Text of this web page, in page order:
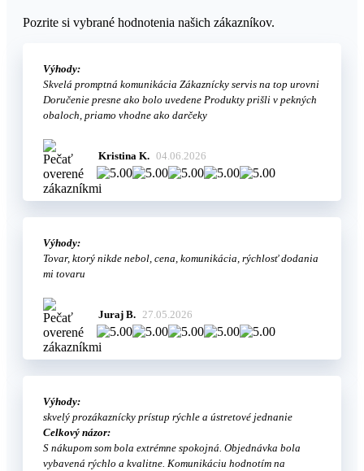
Pozrite si vybrané hodnotenia našich zákazníkov.
Výhody:
Skvelá promptná komunikácia Zákaznícky servis na top urovni
Doručenie presne ako bolo uvedene Produkty prišli v pekných
obaloch, priamo vhodne ako darčeky
Kristina K. 04.06.2026
Výhody:
Tovar, ktorý nikde nebol, cena, komunikácia, rýchlosť dodania
mi tovaru
Juraj B. 27.05.2026
Výhody:
skvelý prozákaznícky prístup rýchle a ústretové jednanie
Celkový názor:
S nákupom som bola extrémne spokojná. Objednávka bola
vybavená rýchlo a kvalitne. Komunikáciu hodnotím na